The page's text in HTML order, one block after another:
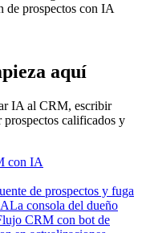
de prospectos con IA
aquí
IA al CRM, escribir
prospectos calificados y
con IA
de prospectos y fuga
La consola del dueño
CRM con bot de